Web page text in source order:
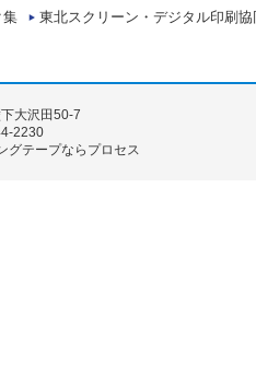
集 東北スクリーン・デジタル印刷協
大沢田50-7
2230
グテープならプロセス